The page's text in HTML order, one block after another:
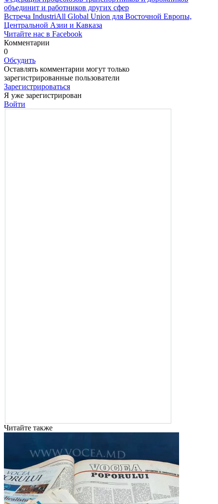
объединит и работников других сфер
Встреча IndustriAll Global Union для Восточной Европы,
Центральной Азии и Кавказа
Читайте нас в Facebook
Комментарии
0
Обсудить
Оставлять комментарии могут только
зарегистрированные пользователи
Зарегистрироваться
Я уже зарегистрирован
Войти
Читайте также